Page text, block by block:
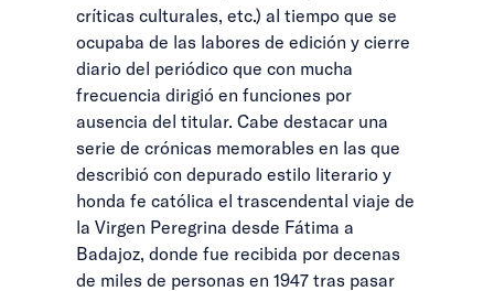
críticas culturales, etc.) al tiempo que se
ocupaba de las labores de edición y cierre
diario del periódico que con mucha
frecuencia dirigió en funciones por
ausencia del titular. Cabe destacar una
serie de crónicas memorables en las que
describió con depurado estilo literario y
honda fe católica el trascendental viaje de
la Virgen Peregrina desde Fátima a
Badajoz, donde fue recibida por decenas
de miles de personas en 1947 tras pasar